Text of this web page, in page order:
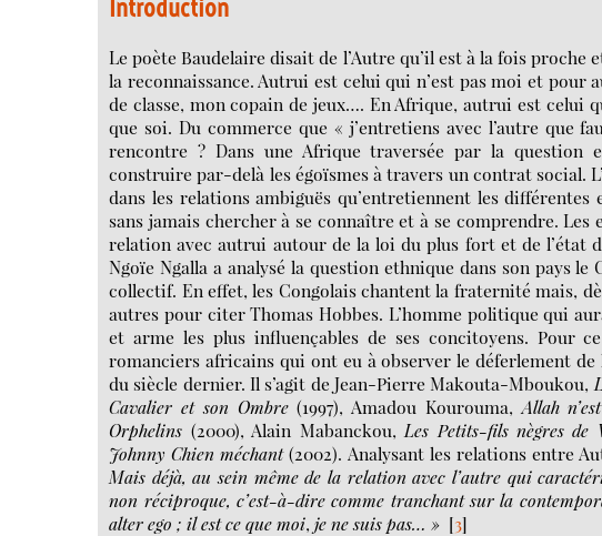
Introduction
Le poète Baudelaire disait de l’Autre qu’il est à la fois
la reconnaissance. Autrui est celui qui n’est pas moi et
de classe, mon copain de jeux…. En Afrique, autrui est celui
que soi. Du commerce que « j’entretiens avec l’autre
rencontre ? Dans une Afrique traversée par la question
construire par-delà les égoïsmes à travers un contrat social.
dans les relations ambiguës qu’entretiennent les
sans jamais chercher à se connaître et à se comprendre.
relation avec autrui autour de la loi du plus fort et de l’état
Ngoïe Ngalla a analysé la question ethnique dans son pays le
collectif. En effet, les Congolais chantent la fraternité mais,
autres pour citer Thomas Hobbes. L’homme politique qui
et arme les plus influençables de ses concitoyens. Pour
romanciers africains qui ont eu à observer le déferlement
du siècle dernier. Il s’agit de Jean-Pierre Makouta-Mboukou,
Cavalier et son Ombre(1997), Amadou Kourouma, Allah
Orphelins (2000), Alain Mabanckou, Les Petits-fils nègres de
Johnny Chien méchant(2002). Analysant les relations entre
Mais déjà, au sein même de la relation avec l’autre qui
non réciproque, c’est-à-dire comme tranchant sur la
alter ego ; il est ce que moi,je ne suis pas… » [3]